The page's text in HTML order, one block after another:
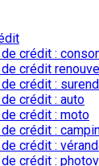
de crédit :
de crédit
de crédit :
de crédit : auto
de crédit : moto
de crédit :
de crédit :
de crédit :